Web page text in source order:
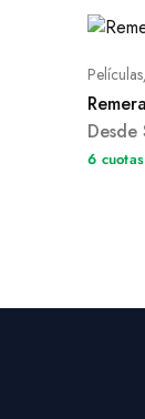
Desde
6